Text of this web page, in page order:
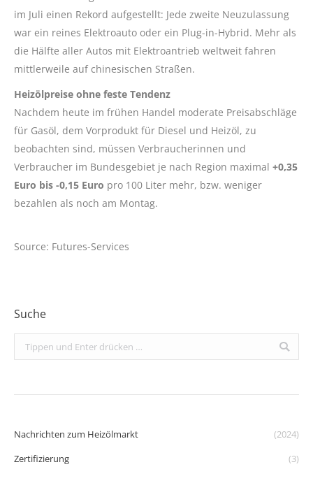
im Juli einen Rekord aufgestellt: Jede zweite Neuzulassung
war ein reines Elektroauto oder ein Plug-in-Hybrid. Mehr als
die Hälfte aller Autos mit Elektroantrieb weltweit fahren
mittlerweile auf chinesischen Straßen.
Heizölpreise ohne feste Tendenz
Nachdem heute im frühen Handel moderate Preisabschläge
für Gasöl, dem Vorprodukt für Diesel und Heizöl, zu
beobachten sind, müssen Verbraucherinnen und
Verbraucher im Bundesgebiet je nach Region maximal +0,35
Euro bis -0,15 Euro pro 100 Liter mehr, bzw. weniger
bezahlen als noch am Montag.
Source: Futures-Services
Suche
Search:
Nachrichten zum Heizölmarkt
(2024)
Zertifizierung
(3)